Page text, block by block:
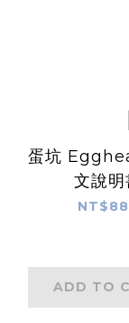
蛋坑
文說明
ADD TO